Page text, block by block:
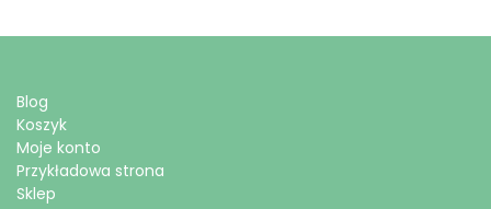
Blog
Koszyk
Moje konto
Przykładowa strona
Sklep